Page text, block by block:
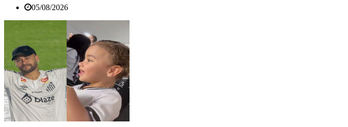
05/08/2026